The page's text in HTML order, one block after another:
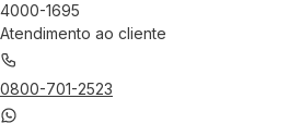
4000-1695
Atendimento ao cliente
0800-701-2523